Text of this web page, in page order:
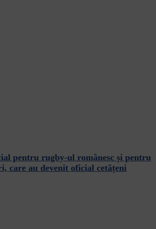
pentru rugby-ul românesc și pentru
care au devenit oficial cetățeni